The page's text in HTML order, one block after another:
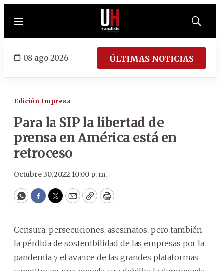
Menú
Mostrar
08 ago 2026 ÚLTIMAS NOTICIAS
Edición Impresa
Para la SIP la libertad de
prensa en América está en
retroceso
Octubre 30, 2022 10:00 p. m.
WhatsApp
Facebook
Twitter
EmailCopyPrint
Censura, persecuciones, asesinatos, pero también
la pérdida de sostenibilidad de las empresas por la
pandemia y el avance de las grandes plataformas